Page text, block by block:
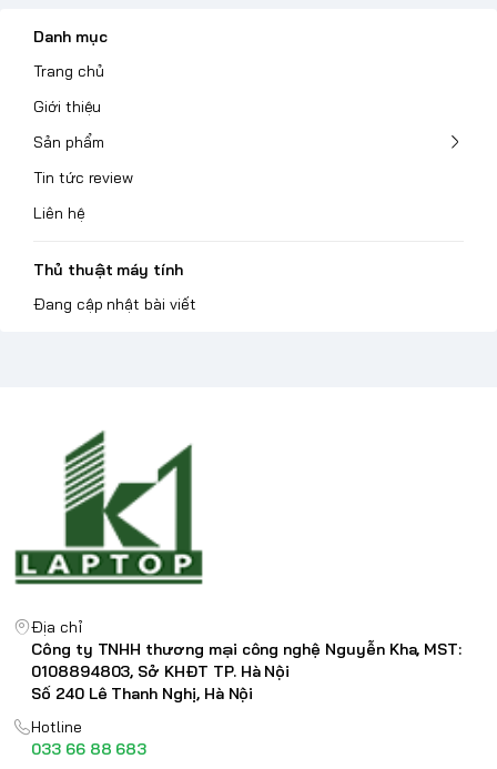
Danh mục
Trang chủ
Giới thiệu
Sản phẩm
Tin tức review
Liên hệ
Thủ thuật máy tính
Đang cập nhật bài viết
Địa chỉ
Công ty TNHH thương mại công nghệ Nguyễn Kha, MST:
0108894803, Sở KHĐT TP. Hà Nội
Số 240 Lê Thanh Nghị, Hà Nội
Hotline
033 66 88 683